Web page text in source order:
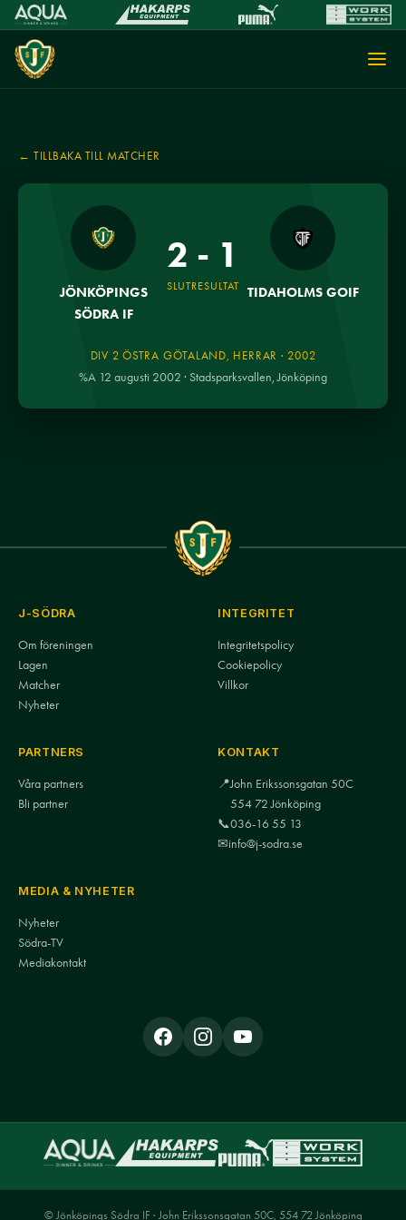
← TILLBAKA TILL MATCHER
JÖNKÖPINGS
SÖDRA IF
2 - 1
SLUTRESULTAT TIDAHOLMS GOIF
DIV 2 ÖSTRA GÖTALAND, HERRAR · 2002
%A 12 augusti 2002 · Stadsparksvallen, Jönköping
J-SÖDRA
Om föreningen
Lagen
Matcher
Nyheter
INTEGRITET
Integritetspolicy
Cookiepolicy
Villkor
PARTNERS
Våra partners
Bli partner
KONTAKT
📍John Erikssonsgatan 50C
554 72 Jönköping
📞036-16 55 13
✉info@j-sodra.se
MEDIA & NYHETER
Nyheter
Södra-TV
Mediakontakt
© Jönköpings Södra IF · John Erikssonsgatan 50C, 554 72 Jönköping